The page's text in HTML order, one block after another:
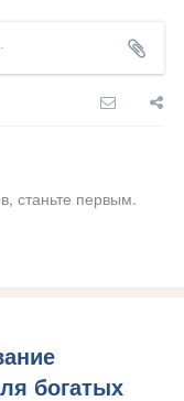
станьте первым.
богатых